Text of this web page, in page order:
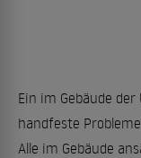
Ein im Gebäude
handfeste
Alle im Gebäude